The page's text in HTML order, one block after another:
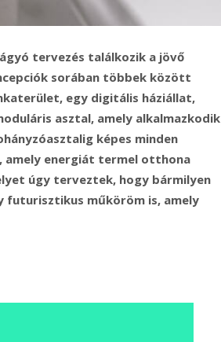
tervezés találkozik a jövő
sorában többek között
egy digitális háziállat,
asztal, amely alkalmazkodik
képes minden
energiát termel otthona
úgy terveztek, hogy bármilyen
futurisztikus műköröm is, amely